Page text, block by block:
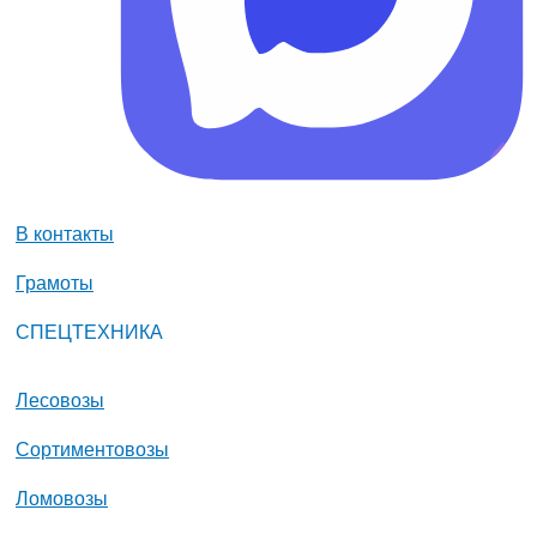
В контакты
Грамоты
СПЕЦТЕХНИКА
Лесовозы
Сортиментовозы
Ломовозы